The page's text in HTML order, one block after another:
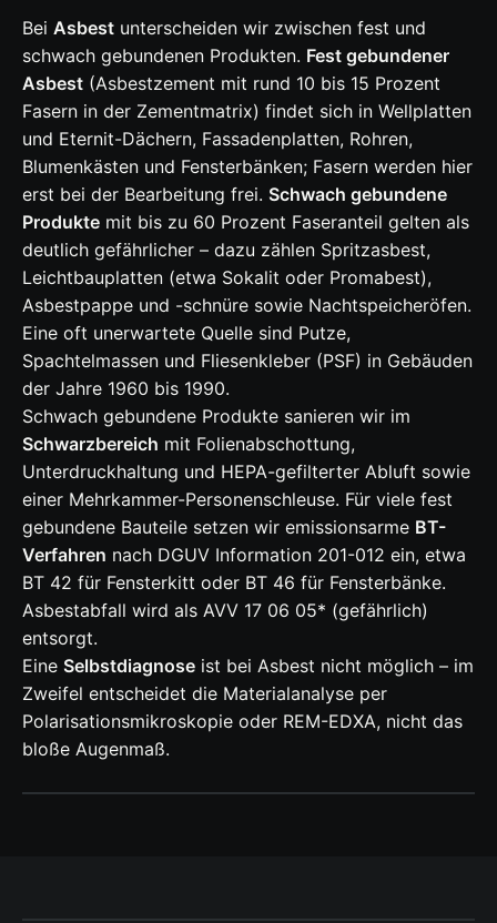
Bei Asbest unterscheiden wir zwischen fest und
schwach gebundenen Produkten. Fest gebundener
Asbest (Asbestzement mit rund 10 bis 15 Prozent
Fasern in der Zementmatrix) findet sich in Wellplatten
und Eternit-Dächern, Fassadenplatten, Rohren,
Blumenkästen und Fensterbänken; Fasern werden hier
erst bei der Bearbeitung frei. Schwach gebundene
Produkte mit bis zu 60 Prozent Faseranteil gelten als
deutlich gefährlicher – dazu zählen Spritzasbest,
Leichtbauplatten (etwa Sokalit oder Promabest),
Asbestpappe und -schnüre sowie Nachtspeicheröfen.
Eine oft unerwartete Quelle sind Putze,
Spachtelmassen und Fliesenkleber (PSF) in Gebäuden
der Jahre 1960 bis 1990.
Schwach gebundene Produkte sanieren wir im
Schwarzbereich mit Folienabschottung,
Unterdruckhaltung und HEPA-gefilterter Abluft sowie
einer Mehrkammer-Personenschleuse. Für viele fest
gebundene Bauteile setzen wir emissionsarme BT-
Verfahren nach DGUV Information 201-012 ein, etwa
BT 42 für Fensterkitt oder BT 46 für Fensterbänke.
Asbestabfall wird als AVV 17 06 05* (gefährlich)
entsorgt.
Eine Selbstdiagnose ist bei Asbest nicht möglich – im
Zweifel entscheidet die Materialanalyse per
Polarisationsmikroskopie oder REM-EDXA, nicht das
bloße Augenmaß.